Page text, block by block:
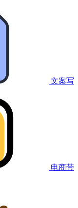
文案写
电商带